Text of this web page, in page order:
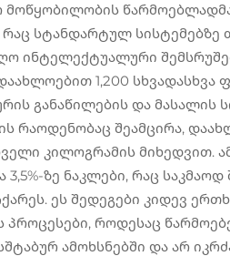
წარმოებლადმა
რაც სტანდარტულ
ინტელექტუალური
1,200 სხვადასხვა
განაწილების და მასალის
რაოდენობაც შეამცირა,
კილოგრამის მიხედვით.
ზე ნაკლები, რაც საკმაოდ
ეს შედეგები კიდევ
პროცესები, როდესაც
ამოხსნებში და არ